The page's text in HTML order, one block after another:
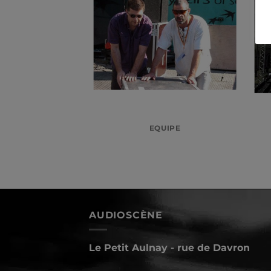
EQUIPE
AUDIOSCÈNE
Le Petit Aulnay - rue de Davron